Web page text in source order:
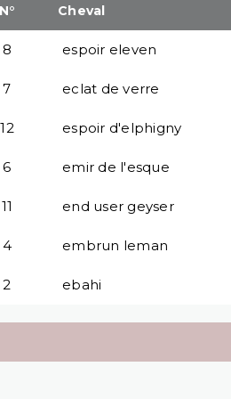
N° Cheval
8 espoir eleven
7 eclat de verre
12 espoir d'elphigny
6 emir de l'esque
11 end user geyser
4 embrun leman
2 ebahi